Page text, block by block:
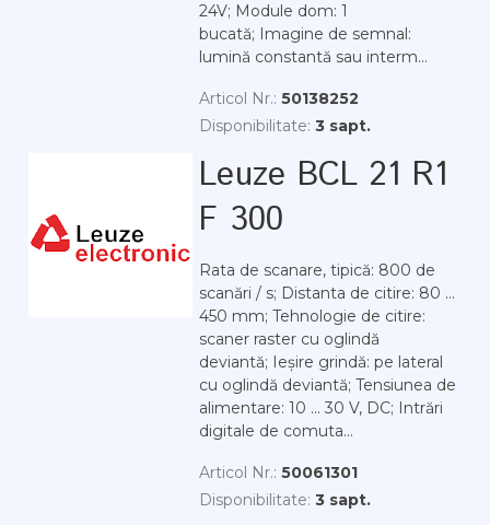
24V; Module dom: 1
bucată; Imagine de semnal:
lumină constantă sau interm...
Articol Nr.: 50138252
Disponibilitate: 3 sapt.
Leuze BCL 21 R1
F 300
Rata de scanare, tipică: 800 de
scanări / s; Distanta de citire: 80 ...
450 mm; Tehnologie de citire:
scaner raster cu oglindă
deviantă; Ieșire grindă: pe lateral
cu oglindă deviantă; Tensiunea de
alimentare: 10 ... 30 V, DC; Intrări
digitale de comuta...
Articol Nr.: 50061301
Disponibilitate: 3 sapt.